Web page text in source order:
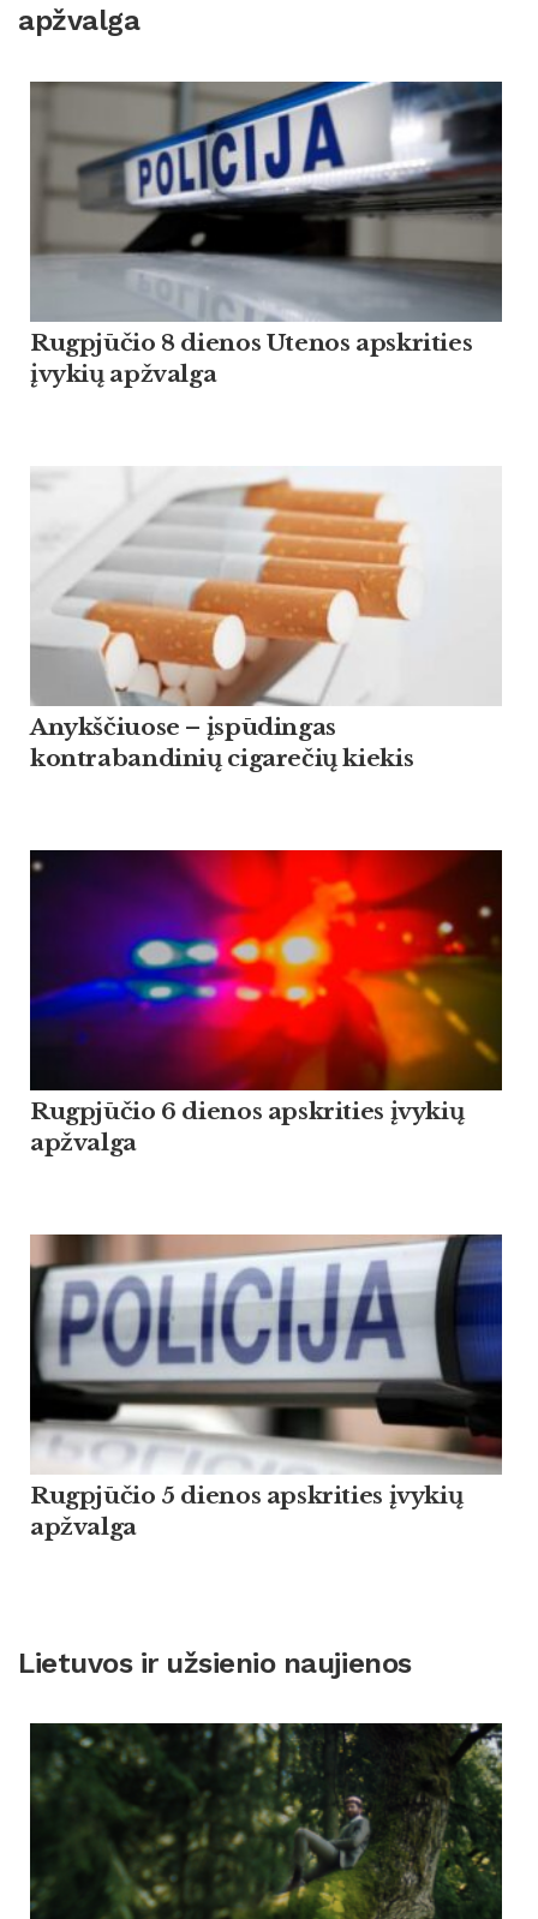
apžvalga
Rugpjūčio 8 dienos Utenos apskrities
įvykių apžvalga
Anykščiuose – įspūdingas
kontrabandinių cigarečių kiekis
Rugpjūčio 6 dienos apskrities įvykių
apžvalga
Rugpjūčio 5 dienos apskrities įvykių
apžvalga
Lietuvos ir užsienio naujienos